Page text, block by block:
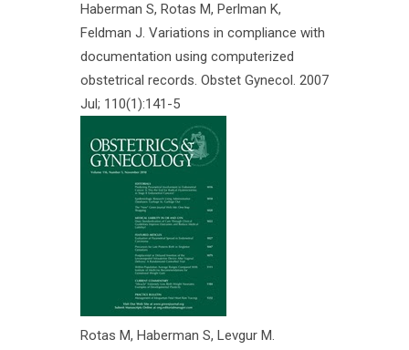
Haberman S, Rotas M, Perlman K,
Feldman J. Variations in compliance with
documentation using computerized
obstetrical records. Obstet Gynecol. 2007
Jul; 110(1):141-5
Rotas M, Haberman S, Levgur M.